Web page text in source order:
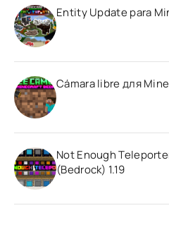
Entity Update para
Cámara libre для
Not Enough
(Bedrock) 1.19